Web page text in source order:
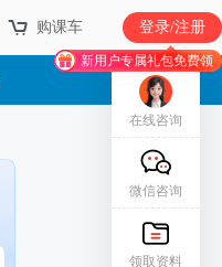
购课车 登录/注册
新用户专属礼包免费领
在线咨询
微信咨询
领取资料